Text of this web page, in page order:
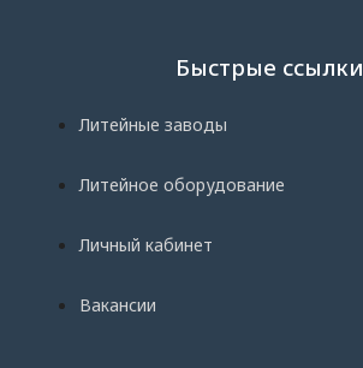
Быстрые ссылки
Литейные заводы
Литейное оборудование
Личный кабинет
Вакансии